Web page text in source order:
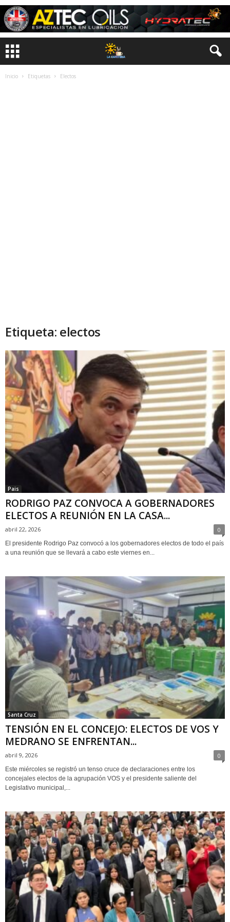
Inicio Etiquetas Electos
Etiqueta: electos
Pais
RODRIGO PAZ CONVOCA A GOBERNADORES
ELECTOS A REUNIÓN EN LA CASA...
abril 22, 2026 0
El presidente Rodrigo Paz convocó a los gobernadores electos de todo el país
a una reunión que se llevará a cabo este viernes en...
Santa Cruz
TENSIÓN EN EL CONCEJO: ELECTOS DE VOS Y
MEDRANO SE ENFRENTAN...
abril 9, 2026 0
Este miércoles se registró un tenso cruce de declaraciones entre los
concejales electos de la agrupación VOS y el presidente saliente del
Legislativo municipal,...